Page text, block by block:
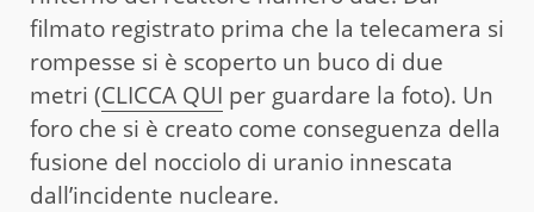
filmato registrato prima che la telecamera si
rompesse si è scoperto un buco di due
metri (CLICCA QUI per guardare la foto). Un
foro che si è creato come conseguenza della
fusione del nocciolo di uranio innescata
dall’incidente nucleare.